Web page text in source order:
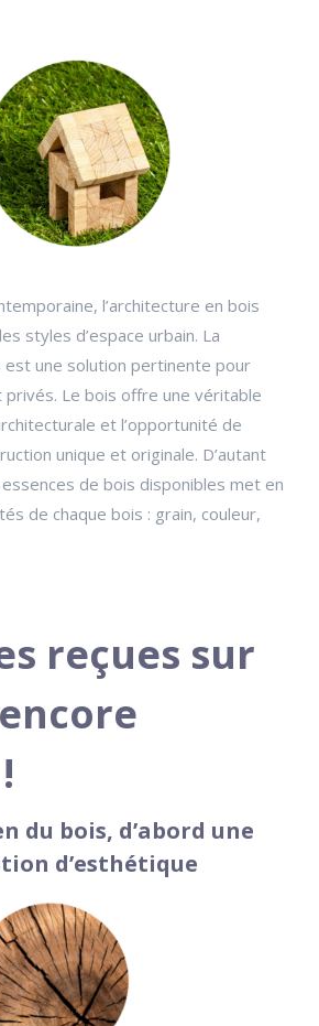
l’architecture en bois
styles d’espace urbain. La
est une solution pertinente pour
Le bois offre une véritable
et l’opportunité de
unique et originale. D’autant
de bois disponibles met en
de chaque bois : grain, couleur,
reçues sur
du bois, d’abord une
d’esthétique